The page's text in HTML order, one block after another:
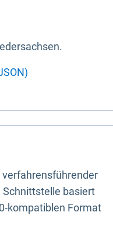
Schnittstelle basiert
kompatiblen Format